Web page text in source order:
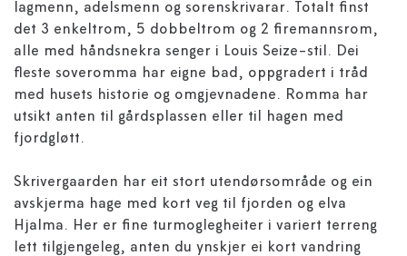
lagmenn, adelsmenn og sorenskrivarar. Totalt finst
det 3 enkeltrom, 5 dobbeltrom og 2 firemannsrom,
alle med håndsnekra senger i Louis Seize-stil. Dei
fleste soveromma har eigne bad, oppgradert i tråd
med husets historie og omgjevnadene. Romma har
utsikt anten til gårdsplassen eller til hagen med
fjordgløtt.
Skrivergaarden har eit stort utendørsområde og ein
avskjerma hage med kort veg til fjorden og elva
Hjalma. Her er fine turmoglegheiter i variert terreng
lett tilgjengeleg, anten du ynskjer ei kort vandring